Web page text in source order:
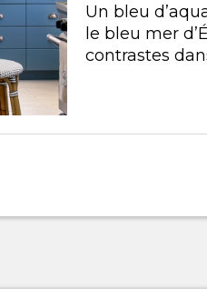
Un bleu
le bleu mer
contrastes